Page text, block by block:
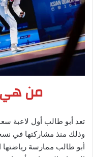
من هي
تعد أبو طالب أول لاعبة
وذلك منذ مشاركتها في
أبو طالب ممارسة رياضتها